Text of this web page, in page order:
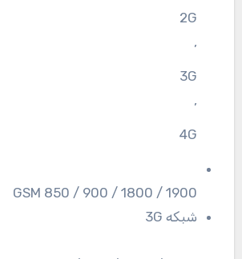
2G
,
3G
,
4G
GSM 850 / 900 / 1800 / 1900
شبکه 3G